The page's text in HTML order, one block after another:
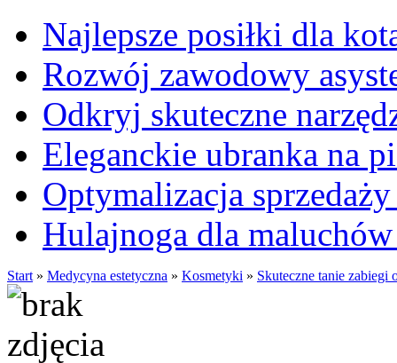
Najlepsze posiłki dla
Rozwój zawodowy
Odkryj skuteczne
Eleganckie ubranka na
Optymalizacja
Hulajnoga dla maluchów
Start » Medycyna estetyczna » Kosmetyki » Skuteczne tanie zabiegi